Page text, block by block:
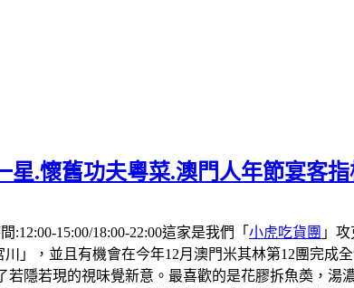
星.懷舊功夫粵菜.澳門人年節宴客
15:00/18:00-22:00這家是我們「 小虎吃貨團 」
」，並且有機會在今年12月澳門米其林第12團完成
隱若現的視味覺新意。最喜歡的是花膠拆魚𡙡，湯